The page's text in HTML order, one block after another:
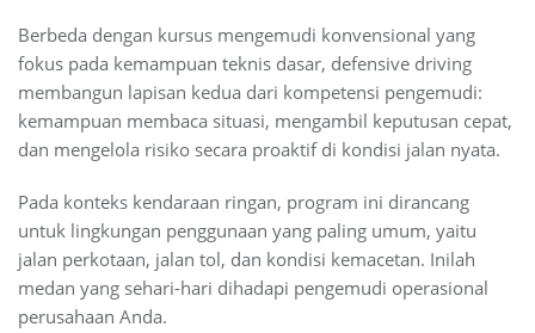
Berbeda dengan kursus mengemudi konvensional yang
fokus pada kemampuan teknis dasar, defensive driving
membangun lapisan kedua dari kompetensi pengemudi:
kemampuan membaca situasi, mengambil keputusan cepat,
dan mengelola risiko secara proaktif di kondisi jalan nyata.
Pada konteks kendaraan ringan, program ini dirancang
untuk lingkungan penggunaan yang paling umum, yaitu
jalan perkotaan, jalan tol, dan kondisi kemacetan. Inilah
medan yang sehari-hari dihadapi pengemudi operasional
perusahaan Anda.